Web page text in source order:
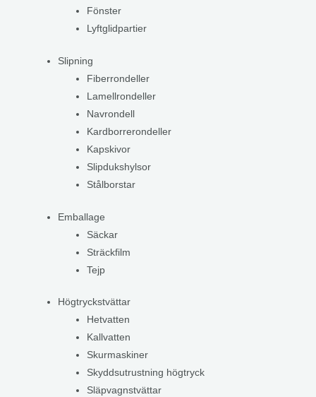
Fönster
Lyftglidpartier
Slipning
Fiberrondeller
Lamellrondeller
Navrondell
Kardborrerondeller
Kapskivor
Slipdukshylsor
Stålborstar
Emballage
Säckar
Sträckfilm
Tejp
Högtryckstvättar
Hetvatten
Kallvatten
Skurmaskiner
Skyddsutrustning högtryck
Släpvagnstvättar